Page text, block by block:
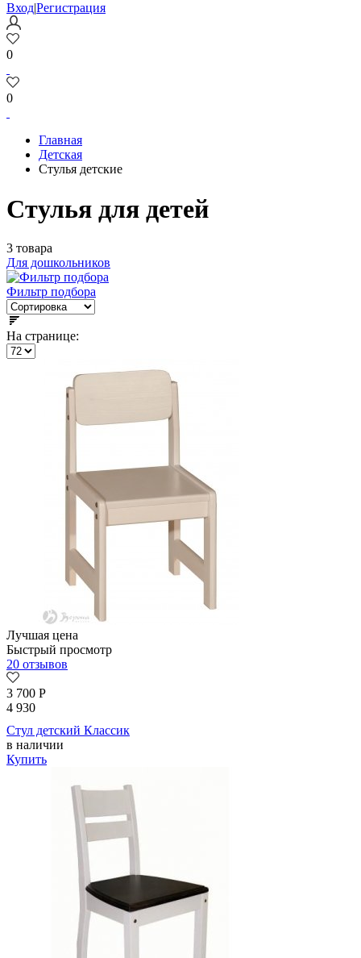
Вход|Регистрация
0
0
Главная
Детская
Стулья детские
Стулья для детей
3 товара
Для дошкольников
Фильтр подбора
На странице:
Лучшая цена
Быстрый просмотр
20 отзывов
3 700 Р
4 930
Стул детский Классик
в наличии
Купить